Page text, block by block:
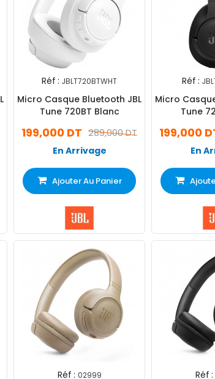
Réf : JBLT720BTWHT
Micro Casque Bluetooth JBL
Tune 720BT Blanc
289,000 DT
199,000 DT
En Arrivage
Ajouter Au Panier
Réf :
Micro
Tune
199,000
En
Réf : 02999 Réf :